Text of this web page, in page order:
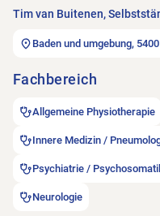
Tim van Buitenen,
Baden und umgebung,
Fachbereich
Allgemeine Physiotherapie
Innere Medizin /
Psychiatrie /
Neurologie